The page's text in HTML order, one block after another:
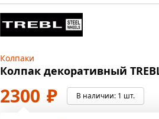
Колпаки
Колпак декоративный
2300 ₽ В наличии:1 шт.